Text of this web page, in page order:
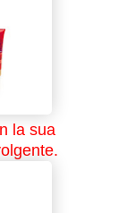
la sua